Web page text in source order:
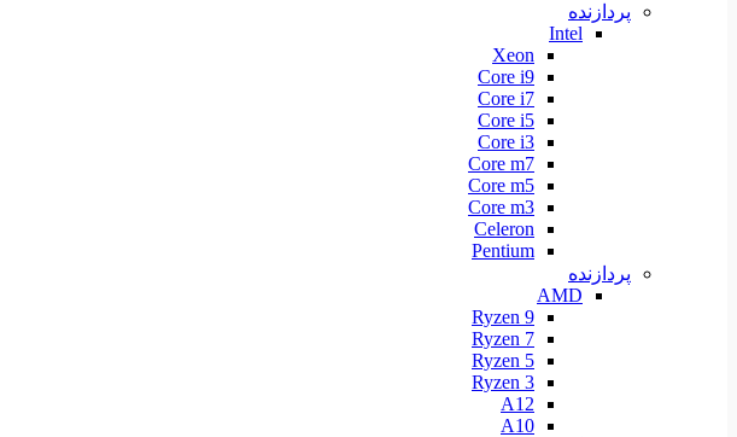
پردازنده
Intel
Xeon
Core i9
Core i7
Core i5
Core i3
Core m7
Core m5
Core m3
Celeron
Pentium
پردازنده
AMD
Ryzen 9
Ryzen 7
Ryzen 5
Ryzen 3
A12
A10